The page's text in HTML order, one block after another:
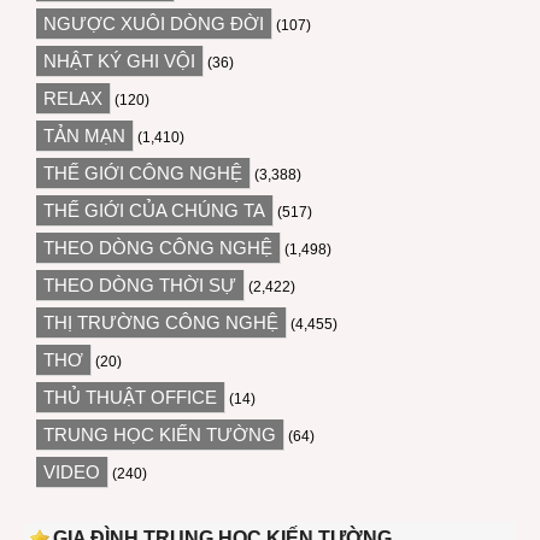
NGƯỢC XUÔI DÒNG ĐỜI (107)
NHẬT KÝ GHI VỘI (36)
RELAX (120)
TẢN MẠN (1,410)
THẾ GIỚI CÔNG NGHỆ (3,388)
THẾ GIỚI CỦA CHÚNG TA (517)
THEO DÒNG CÔNG NGHỆ (1,498)
THEO DÒNG THỜI SỰ (2,422)
THỊ TRƯỜNG CÔNG NGHỆ (4,455)
THƠ (20)
THỦ THUẬT OFFICE (14)
TRUNG HỌC KIẾN TƯỜNG (64)
VIDEO (240)